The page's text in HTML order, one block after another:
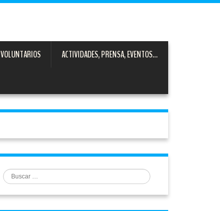
VOLUNTARIOS ACTIVIDADES, PRENSA, EVENTOS…
Buscar